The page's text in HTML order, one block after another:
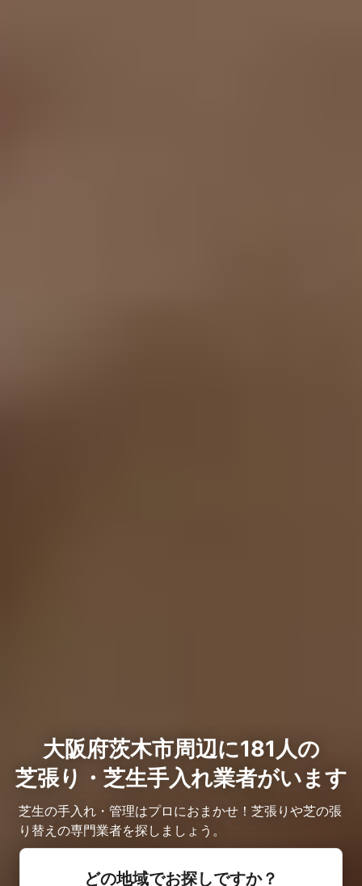
大阪府茨木市周辺に181人の
芝張り・芝生手入れ業者がいます
芝生の手入れ・管理はプロにおまかせ！芝張りや芝の張
り替えの専門業者を探しましょう。
どの地域でお探しですか？